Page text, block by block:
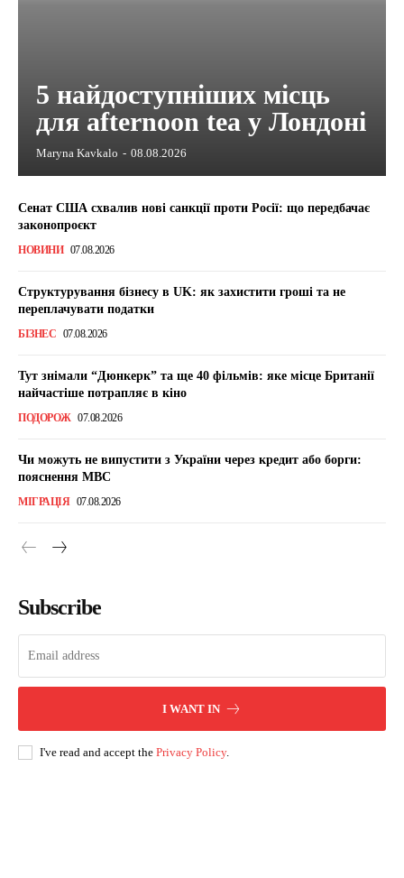
5 найдоступніших місць
для afternoon tea у Лондоні
Maryna Kavkalo - 08.08.2026
Сенат США схвалив нові санкції проти Росії: що передбачає
законопроєкт
НОВИНИ 07.08.2026
Структурування бізнесу в UK: як захистити гроші та не
переплачувати податки
БІЗНЕС 07.08.2026
Тут знімали “Дюнкерк” та ще 40 фільмів: яке місце Британії
найчастіше потрапляє в кіно
ПОДОРОЖ 07.08.2026
Чи можуть не випустити з України через кредит або борги:
пояснення МВС
МІГРАЦІЯ 07.08.2026
Subscribe
I WANT IN
I've read and accept the Privacy Policy.